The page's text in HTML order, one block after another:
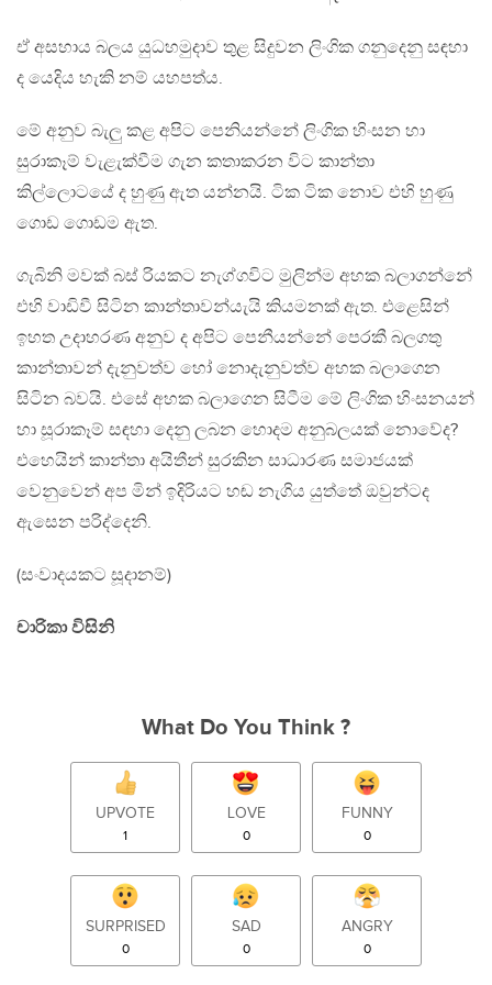
ඒ අසහාය බලය යුධහමුදාව තුළ සිදුවන ලිංගික ගනුදෙනු සඳහා
ද යෙදිය හැකි නම් යහපත්ය.
මේ අනුව බැලු කළ අපිට පෙනියන්නේ ලිංගික හිංසන හා
සුරාකෑම් වැළැක්වීම ගැන කතාකරන විට කාන්තා
කිල්ලොටයේ ද හුණු ඇත යන්නයි. ටික ටික නොව එහි හුණු
ගොඩ ගොඩම ඇත.
ගැබිනි මවක් බස් රියකට නැග්ගවිට මුලින්ම අහක බලාගන්නේ
එහි වාඩිවී සිටින කාන්තාවන්යැයි කියමනක් ඇත. එළෙසින්
ඉහත උදාහරණ අනුව ද අපිට පෙනීයන්නේ පෙරකී බලගතු
කාන්තාවන් දැනුවත්ව හෝ නොදැනුවත්ව අහක බලාගෙන
සිටින බවයි. එසේ අහක බලාගෙන සිටීම මේ ලිංගික හිංසනයන්
හා සූරාකෑම් සඳහා දෙනු ලබන හොදම අනුබලයක් නොවේද?
එහෙයින් කාන්තා අයිතීන් සුරකින සාධාරණ සමාජයක්
වෙනුවෙන් අප මින් ඉදිරියට හඬ නැගිය යුත්තේ ඔවුන්ටද
ඇසෙන පරිද්දෙනි.
(සංවාදයකට සූදානම්)
චාරිකා විසිනි
What Do You Think ?
UPVOTE
1
LOVE
0
FUNNY
0
SURPRISED
0
SAD
0
ANGRY
0